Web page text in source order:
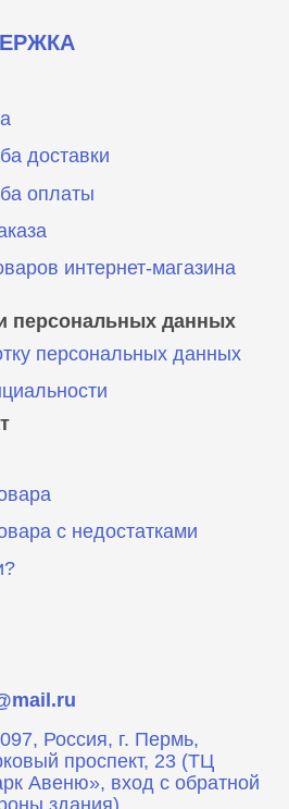
доставки
оплаты
интернет-магазина
персональных данных
персональных данных
с недостатками
Россия, г. Пермь,
проспект, 23 (ТЦ
Авеню», вход с обратной
здания)